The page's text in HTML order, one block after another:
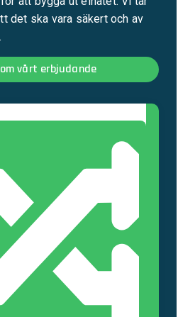
det ska vara säkert och av
vårt erbjudande